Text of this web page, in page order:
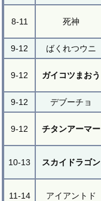
8-11 死神
9-12 ばくれつウニ
9-12 ガイコツまおう
9-12 デブーチョ
9-12 チタンアーマー
10-13 スカイドラゴン
11-14 アイアントド